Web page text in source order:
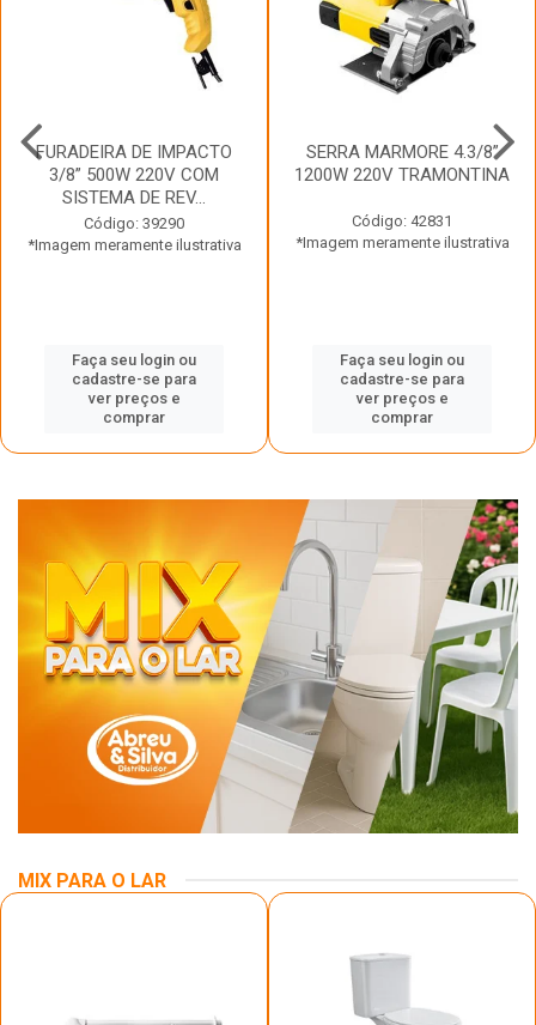
FURADEIRA DE IMPACTO
3/8” 500W 220V COM
SISTEMA DE REV...
Código: 39290
*Imagem meramente ilustrativa
Faça seu login ou
cadastre-se para
ver preços e
comprar
SERRA MARMORE 4.3/8”
1200W 220V TRAMONTINA
Código: 42831
*Imagem meramente ilustrativa
Faça seu login ou
cadastre-se para
ver preços e
comprar
MIX PARA O LAR